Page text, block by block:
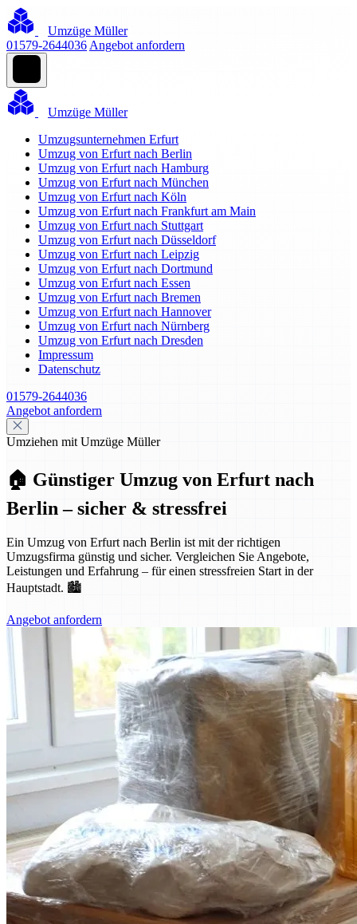
Umzüge Müller
01579-2644036 Angebot anfordern
Umzüge Müller
Umzugsunternehmen Erfurt
Umzug von Erfurt nach Berlin
Umzug von Erfurt nach Hamburg
Umzug von Erfurt nach München
Umzug von Erfurt nach Köln
Umzug von Erfurt nach Frankfurt am Main
Umzug von Erfurt nach Stuttgart
Umzug von Erfurt nach Düsseldorf
Umzug von Erfurt nach Leipzig
Umzug von Erfurt nach Dortmund
Umzug von Erfurt nach Essen
Umzug von Erfurt nach Bremen
Umzug von Erfurt nach Hannover
Umzug von Erfurt nach Nürnberg
Umzug von Erfurt nach Dresden
Impressum
Datenschutz
01579-2644036
Angebot anfordern
Umziehen mit Umzüge Müller
🏠 Günstiger Umzug von Erfurt nach
Berlin – sicher & stressfrei
Ein Umzug von Erfurt nach Berlin ist mit der richtigen
Umzugsfirma günstig und sicher. Vergleichen Sie Angebote,
Leistungen und Erfahrung – für einen stressfreien Start in der
Hauptstadt. 🏙️
Angebot anfordern